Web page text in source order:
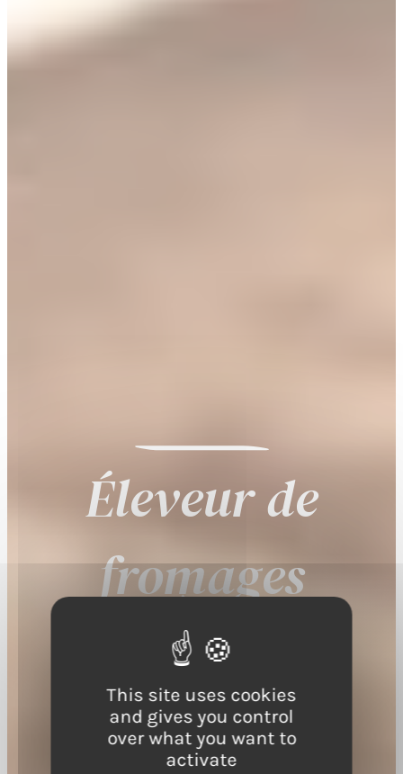
Éleveur de
fromages
This site uses cookies
and gives you control
over what you want to
activate